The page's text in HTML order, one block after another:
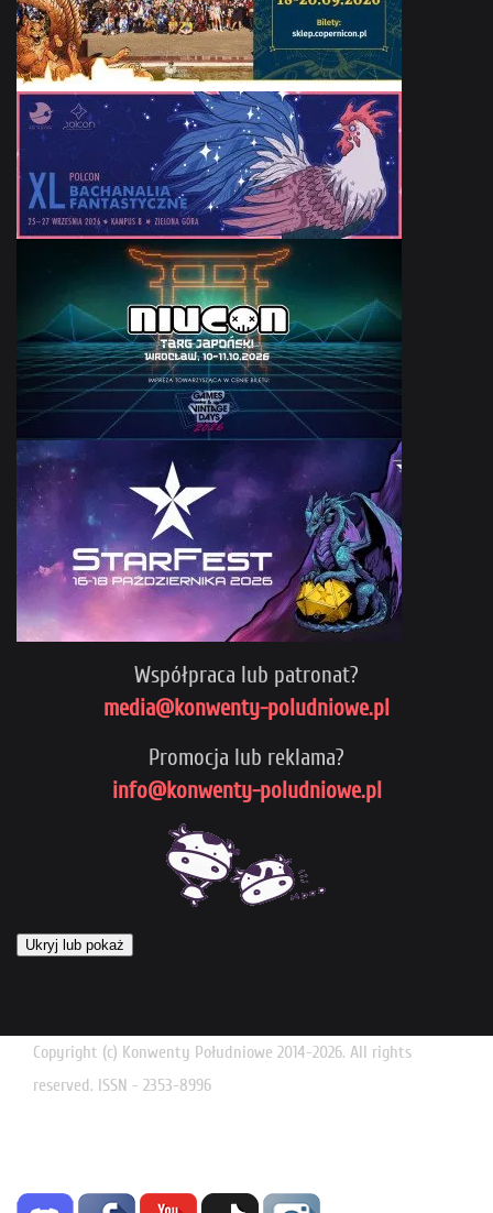
Współpraca lub patronat?
media@konwenty-poludniowe.pl
Promocja lub reklama?
info@konwenty-poludniowe.pl
Ukryj lub pokaż
Copyright (c) Konwenty Południowe 2014-2026. All rights
reserved. ISSN - 2353-8996